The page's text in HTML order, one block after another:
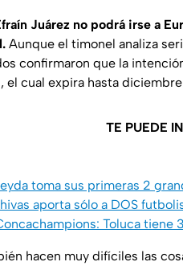
Juárez no podrá irse a
Aunque el timonel analiza
confirmaron que la
el cual expira hasta
TE PUEDE
toma sus primeras 2
aporta sólo a DOS
Toluca tiene
hacen muy difíciles las